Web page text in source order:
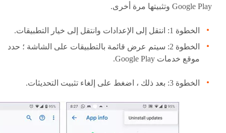
Google Play وتثبيتها مرة أخرى.
الخطوة 1: انتقل إلى الإعدادات وانتقل إلى خيار التطبيقات.
الخطوة 2: سيتم عرض قائمة بالتطبيقات على الشاشة ؛ حدد
موقع خدمات Google Play.
الخطوة 3: بعد ذلك ، اضغط على إلغاء تثبيت التحديثات.